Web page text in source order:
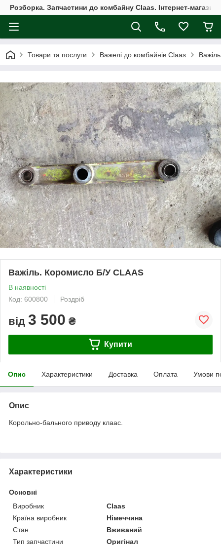
Розборка. Запчастини до комбайну Claas. Інтернет-
Товари та послуги Важелі до комбайнів Claas
Важіль. Коромисло Б/У CLAAS
В наявності
Код: 600800
Роздріб
від 3 500 ₴
Купити
Опис Характеристики Доставка Оплата Умови
Опис
Корольно-бального приводу клаас.
Характеристики
Основні
Виробник
Claas
Країна виробник
Німеччина
Стан
Вживаний
Тип запчастини
Оригінал